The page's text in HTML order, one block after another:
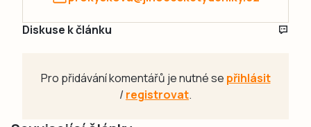
Diskuse k článku
Pro přidávání komentářů je nutné se přihlásit
/registrovat.